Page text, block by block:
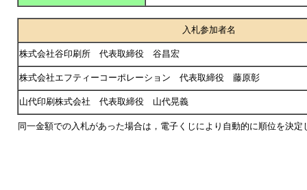
入札参加者名
株式会社谷印刷所 代表取締役 谷昌宏
株式会社エフティーコーポレーション 代表取締役 藤原彰
山代印刷株式会社 代表取締役 山代晃義
同一金額での入札があった場合は，電子くじにより自動的に順位を決定